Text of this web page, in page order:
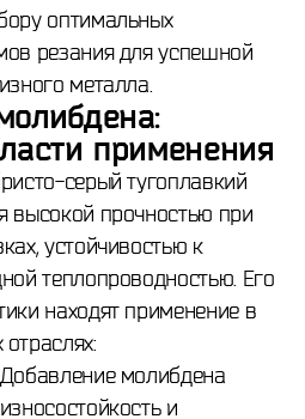
оптимальных
резания для успешной
металла.
применения
серый тугоплавкий
высокой прочностью при
устойчивостью к
теплопроводностью. Его
находят применение в
молибдена
и